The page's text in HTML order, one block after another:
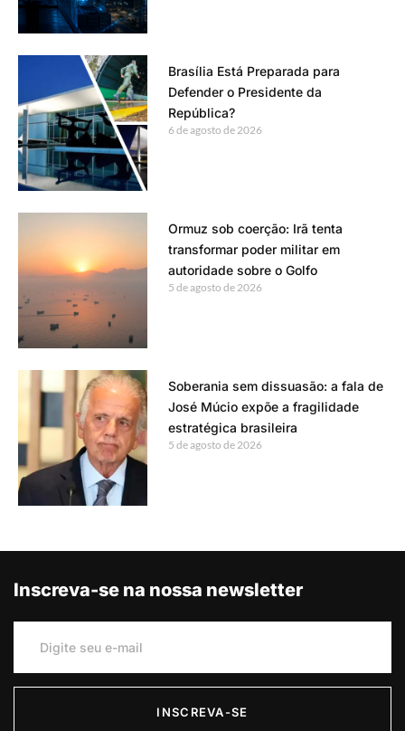
Brasília Está Preparada para
Defender o Presidente da
República?
6 de agosto de 2026
Ormuz sob coerção: Irã tenta
transformar poder militar em
autoridade sobre o Golfo
5 de agosto de 2026
Soberania sem dissuasão: a fala de
José Múcio expõe a fragilidade
estratégica brasileira
5 de agosto de 2026
Inscreva-se na nossa newsletter
INSCREVA-SE